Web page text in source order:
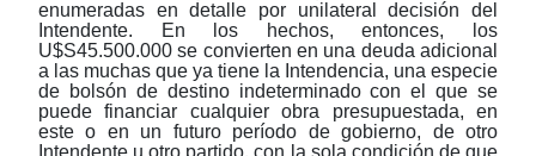
enumeradas en detalle por unilateral decisión del
Intendente. En los hechos, entonces, los
U$S45.500.000 se convierten en una deuda adicional
a las muchas que ya tiene la Intendencia, una especie
de bolsón de destino indeterminado con el que se
puede financiar cualquier obra presupuestada, en
este o en un futuro período de gobierno, de otro
Intendente u otro partido, con la sola condición de que